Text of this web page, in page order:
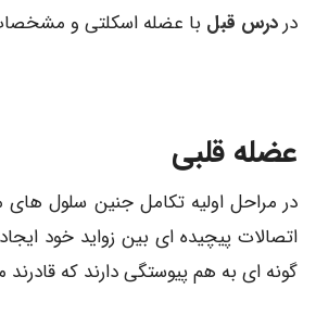
دردرس قبل با عضله اسکلتی و
عضله قلبی
در مراحل اولیه تکامل جنین سلول
اتصالات پیچیده ای بین زواید خود
گونه ای به هم پیوستگی دارند که